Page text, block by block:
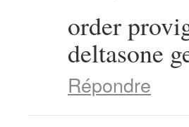
order
deltasone
Répondre